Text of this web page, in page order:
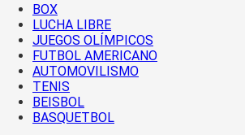
BOX
LUCHA LIBRE
JUEGOS OLÍMPICOS
FUTBOL AMERICANO
AUTOMOVILISMO
TENIS
BEISBOL
BASQUETBOL